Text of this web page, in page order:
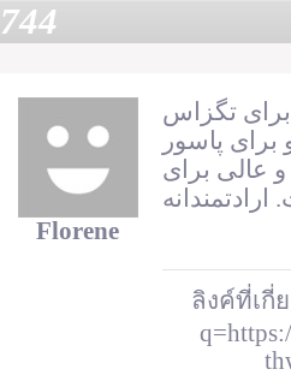
744
Florene
تگزاس
برای پاسور
و عالی برای
ลิงค์ที่เกี่